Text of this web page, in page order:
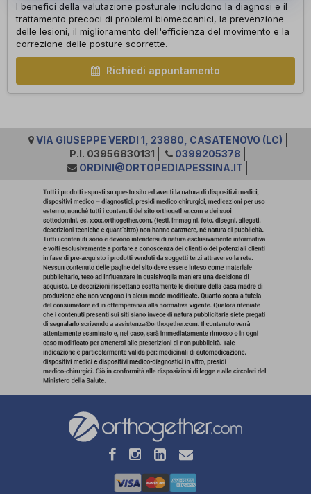
I benefici della valutazione posturale includono la diagnosi e il
trattamento precoci di problemi biomeccanici, la prevenzione
delle lesioni, il miglioramento dell'efficienza del movimento e la
correzione delle posture scorrette.
Richiedi appuntamento
VIA GIUSEPPE VERDI 1, 23880, CASATENOVO (LC)
P.I. 03956830131
0399205378
ORDINI@ORTOPEDIAPESSINA.IT